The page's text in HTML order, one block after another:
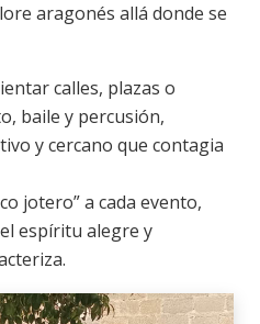
aragonés allá donde se
calles, plazas o
baile y percusión,
y cercano que contagia
jotero” a cada evento,
espíritu alegre y